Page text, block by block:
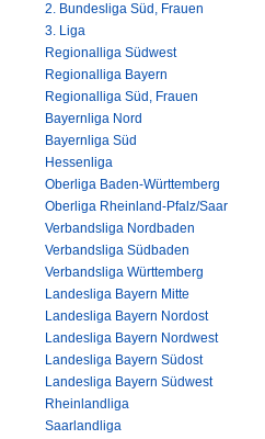
2. Bundesliga Süd, Frauen
3. Liga
Regionalliga Südwest
Regionalliga Bayern
Regionalliga Süd, Frauen
Bayernliga Nord
Bayernliga Süd
Hessenliga
Oberliga Baden-Württemberg
Oberliga Rheinland-Pfalz/Saar
Verbandsliga Nordbaden
Verbandsliga Südbaden
Verbandsliga Württemberg
Landesliga Bayern Mitte
Landesliga Bayern Nordost
Landesliga Bayern Nordwest
Landesliga Bayern Südost
Landesliga Bayern Südwest
Rheinlandliga
Saarlandliga